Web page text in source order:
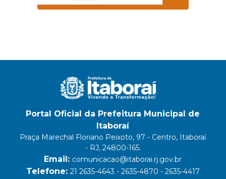
Portal Oficial da Prefeitura Municipal de
Itaboraí
Praça Marechal Floriano Peixoto, 97 - Centro, Itaboraí
- RJ, 24800-165.
Email: comunicacao@itaborai.rj.gov.br
Telefone: 21 2635-4643 - 2635-4870 - 2635-4417